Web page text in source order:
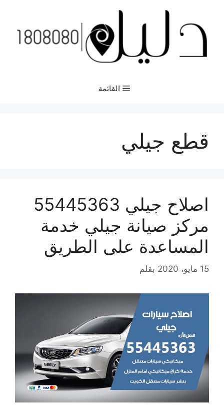
المحتوى
القائمة
قطع جيلي
اصلاح جيلي 55445363
مركز صيانة جيلي خدمة
المساعدة على الطريق
15 مايو، 2020 بقلم